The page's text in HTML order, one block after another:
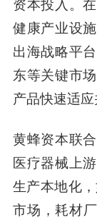
健康产业设
出海战略平
东等关键市
产品快速适应
黄蜂资本联
医疗器械上
生产本地化
市场，耗材